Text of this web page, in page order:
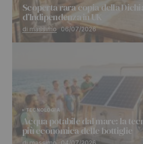
Scoperta rara copia della
d’Indipendenza in UK
di massimo 06/07/2026
TECNOLOGIA
Acqua potabile dal mare: la
più economica delle bottiglie